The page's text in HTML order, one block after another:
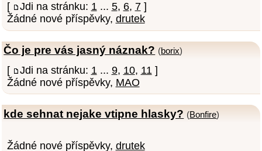
[ Jdi na stránku: 1... 5, 6, 7]
Žádné nové příspěvky, drutek
Čo je pre vás jasný náznak? (borix)
[ Jdi na stránku: 1 ... 9, 10, 11 ]
Žádné nové příspěvky, MAO
kde sehnat nejake vtipne hlasky? (Bonfire)
Žádné nové příspěvky, drutek